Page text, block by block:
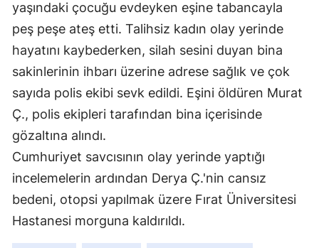
yaşındaki çocuğu evdeyken eşine tabancayla
peş peşe ateş etti. Talihsiz kadın olay yerinde
hayatını kaybederken, silah sesini duyan bina
sakinlerinin ihbarı üzerine adrese sağlık ve çok
sayıda polis ekibi sevk edildi. Eşini öldüren Murat
Ç., polis ekipleri tarafından bina içerisinde
gözaltına alındı.
Cumhuriyet savcısının olay yerinde yaptığı
incelemelerin ardından Derya Ç.'nin cansız
bedeni, otopsi yapılmak üzere Fırat Üniversitesi
Hastanesi morguna kaldırıldı.